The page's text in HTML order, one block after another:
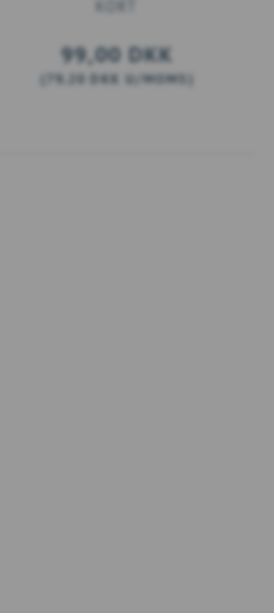
KORT
99,00 DKK
79,20 DKK U/MOMS